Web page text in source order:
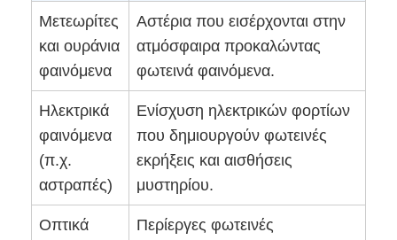
Μετεωρίτες
και ουράνια
φαινόμενα
Αστέρια που εισέρχονται στην
ατμόσφαιρα προκαλώντας
φωτεινά φαινόμενα.
Ηλεκτρικά
φαινόμενα
(π.χ.
αστραπές)
Ενίσχυση ηλεκτρικών φορτίων
που δημιουργούν φωτεινές
εκρήξεις και αισθήσεις
μυστηρίου.
Οπτικά
Περίεργες φωτεινές